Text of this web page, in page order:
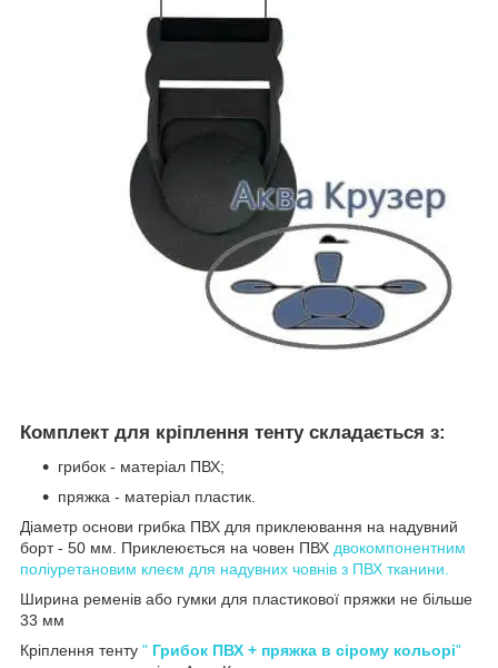
Комплект для кріплення тенту складається з:
грибок - матеріал ПВХ;
пряжка - матеріал пластик.
Діаметр основи грибка ПВХ для приклеювання на надувний
борт - 50 мм. Приклеюється на човен ПВХ двокомпонентним
поліуретановим клеєм для надувних човнів з ПВХ тканини.
Ширина ременів або гумки для пластикової пряжки не більше
33 мм
Кріплення тенту " Грибок ПВХ + пряжка в сірому кольорі"